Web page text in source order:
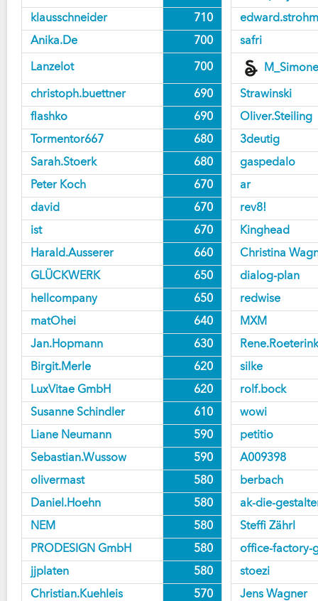
klausschneider
710
Anika.De
700 safri
Lanzelot 700
christoph.buettner 690
Strawinski
flashko
690
Oliver.Steiling
Tormentor667
680
3deutig
Sarah.Stoerk
680
gaspedalo
Peter Koch
670
ar
david
670
rev8!
ist
670
Kinghead
Harald.Ausserer
660
Christina
GLÜCKWERK
650
dialog-plan
hellcompany
650
redwise
matOhei
640
MXM
Jan.Hopmann
630
Rene.Roeterink
Birgit.Merle
620
silke
LuxVitae GmbH
620
rolf.bock
Susanne Schindler
610
wowi
Liane Neumann
590
petitio
Sebastian.Wussow
590
A009398
olivermast
580
berbach
Daniel.Hoehn
580
ak-die-
NEM
580
Steffi Zährl
PRODESIGN GmbH
580
office-factory-
jjplaten
580
stoezi
Christian.Kuehleis
570
Jens Wagner